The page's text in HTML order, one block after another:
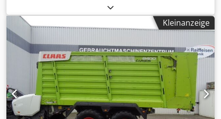
Druckluftbremsanlage Bereifung: 500/50 - 17 Pick-up mit
Rollenniederhalter / Eingangsgetriebe mit 1.000 U/m /
Chedpfx Aotia Dfek Tja
Kleinanzeige